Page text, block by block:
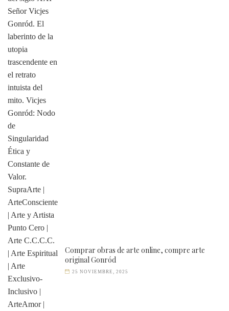
Comprar obras de arte online, compre arte
original Gonród
25 NOVIEMBRE, 2025